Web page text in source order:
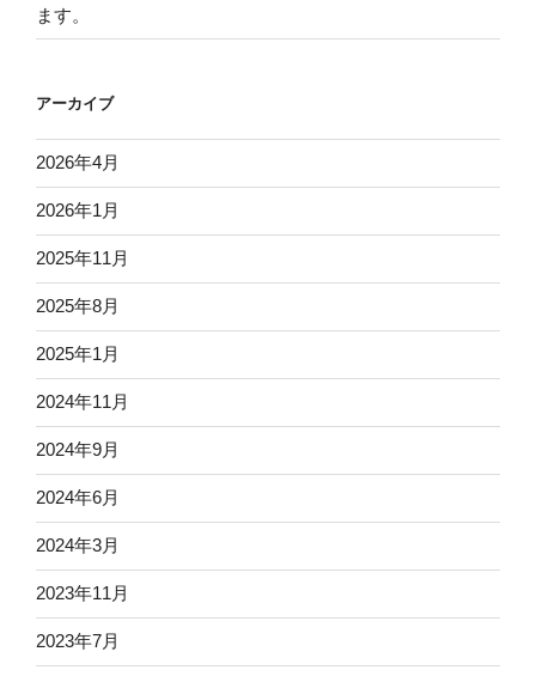
ます。
アーカイブ
2026年4月
2026年1月
2025年11月
2025年8月
2025年1月
2024年11月
2024年9月
2024年6月
2024年3月
2023年11月
2023年7月